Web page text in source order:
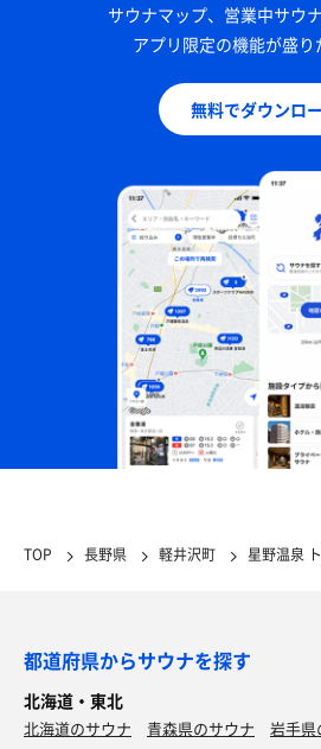
サウナマップ、営業中サウ
アプリ限定の機能が盛り
無料でダウンロ
TOP 長野県 軽井沢町 星野温泉
都道府県からサウナを探す
北海道・東北
北海道のサウナ 青森県のサウナ 岩手県